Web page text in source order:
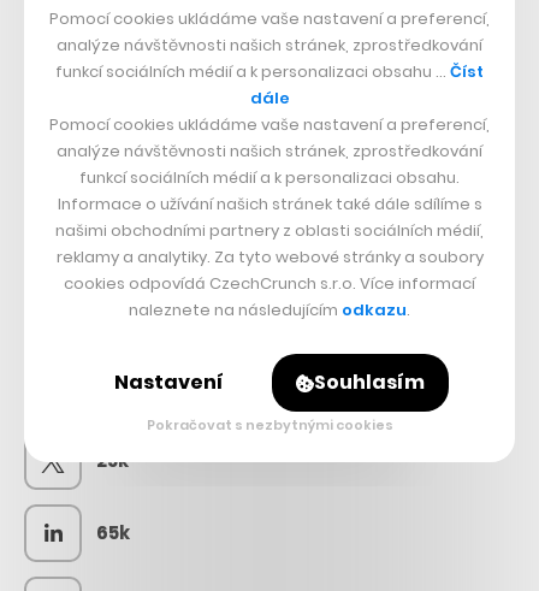
SLEDUJTE NÁS
73k
25k
65k
Pomocí cookies ukládáme vaše nastavení a preferencí,
analýze návštěvnosti našich stránek, zprostředkování
funkcí sociálních médií a k personalizaci obsahu … Číst
dále
Pomocí cookies ukládáme vaše nastavení a preferencí,
analýze návštěvnosti našich stránek, zprostředkování
funkcí sociálních médií a k personalizaci obsahu.
Informace o užívání našich stránek také dále sdílíme s
našimi obchodními partnery z oblasti sociálních médií,
reklamy a analytiky. Za tyto webové stránky a soubory
cookies odpovídá CzechCrunch s.r.o. Více informací
naleznete na následujícím odkazu.
Nastavení Souhlasím
Pokračovat s nezbytnými cookies